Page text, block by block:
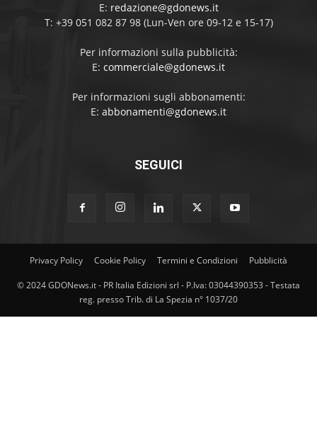
E: redazione@gdonews.it
T: +39 051 082 87 98 (Lun-Ven ore 09-12 e 15-17)
Per informazioni sulla pubblicità:
E: commerciale@gdonews.it
Per informazioni sugli abbonamenti:
E: abbonamenti@gdonews.it
SEGUICI
Privacy Policy Cookie Policy Termini e Condizioni Pubblicità
© 2024 GDONews.it - PR Italia Edizioni srl - P.Iva: 03044390353 - Testata
reg. presso Trib. di La Spezia n° 1037/20